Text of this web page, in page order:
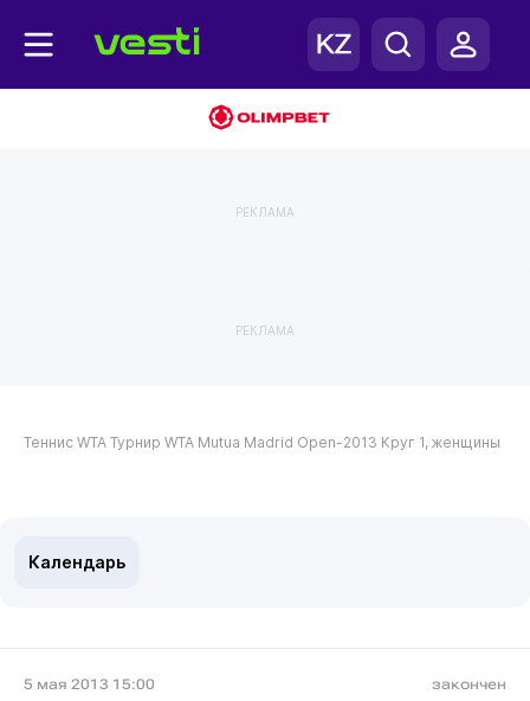
РЕКЛАМА
РЕКЛАМА
Теннис WTA Турнир WTA Mutua Madrid Open-2013 Круг 1, женщины
Календарь
5 мая 2013 15:00 закончен